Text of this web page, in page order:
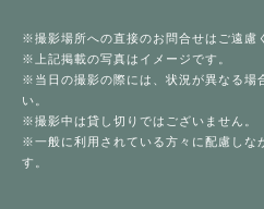
※撮影場所への直接のお問合せはご遠慮
※上記掲載の写真はイメージです。
※当日の撮影の際には、状況が異なる場
い。
※撮影中は貸し切りではございません。
※一般に利用されている方々に配慮しな
す。